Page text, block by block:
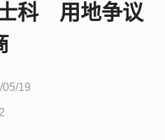
科 用地争议
05/19